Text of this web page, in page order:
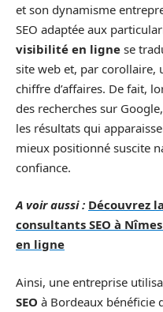
et son dynamisme
SEO adaptée aux
visibilité en ligne se
site web et, par corollaire,
chiffre d’affaires. De fait,
des recherches sur
les résultats qui
mieux positionné suscite
confiance.
A voir aussi : Découvrez
consultants SEO à
en ligne
Ainsi, une entreprise
SEO à Bordeaux bénéficie